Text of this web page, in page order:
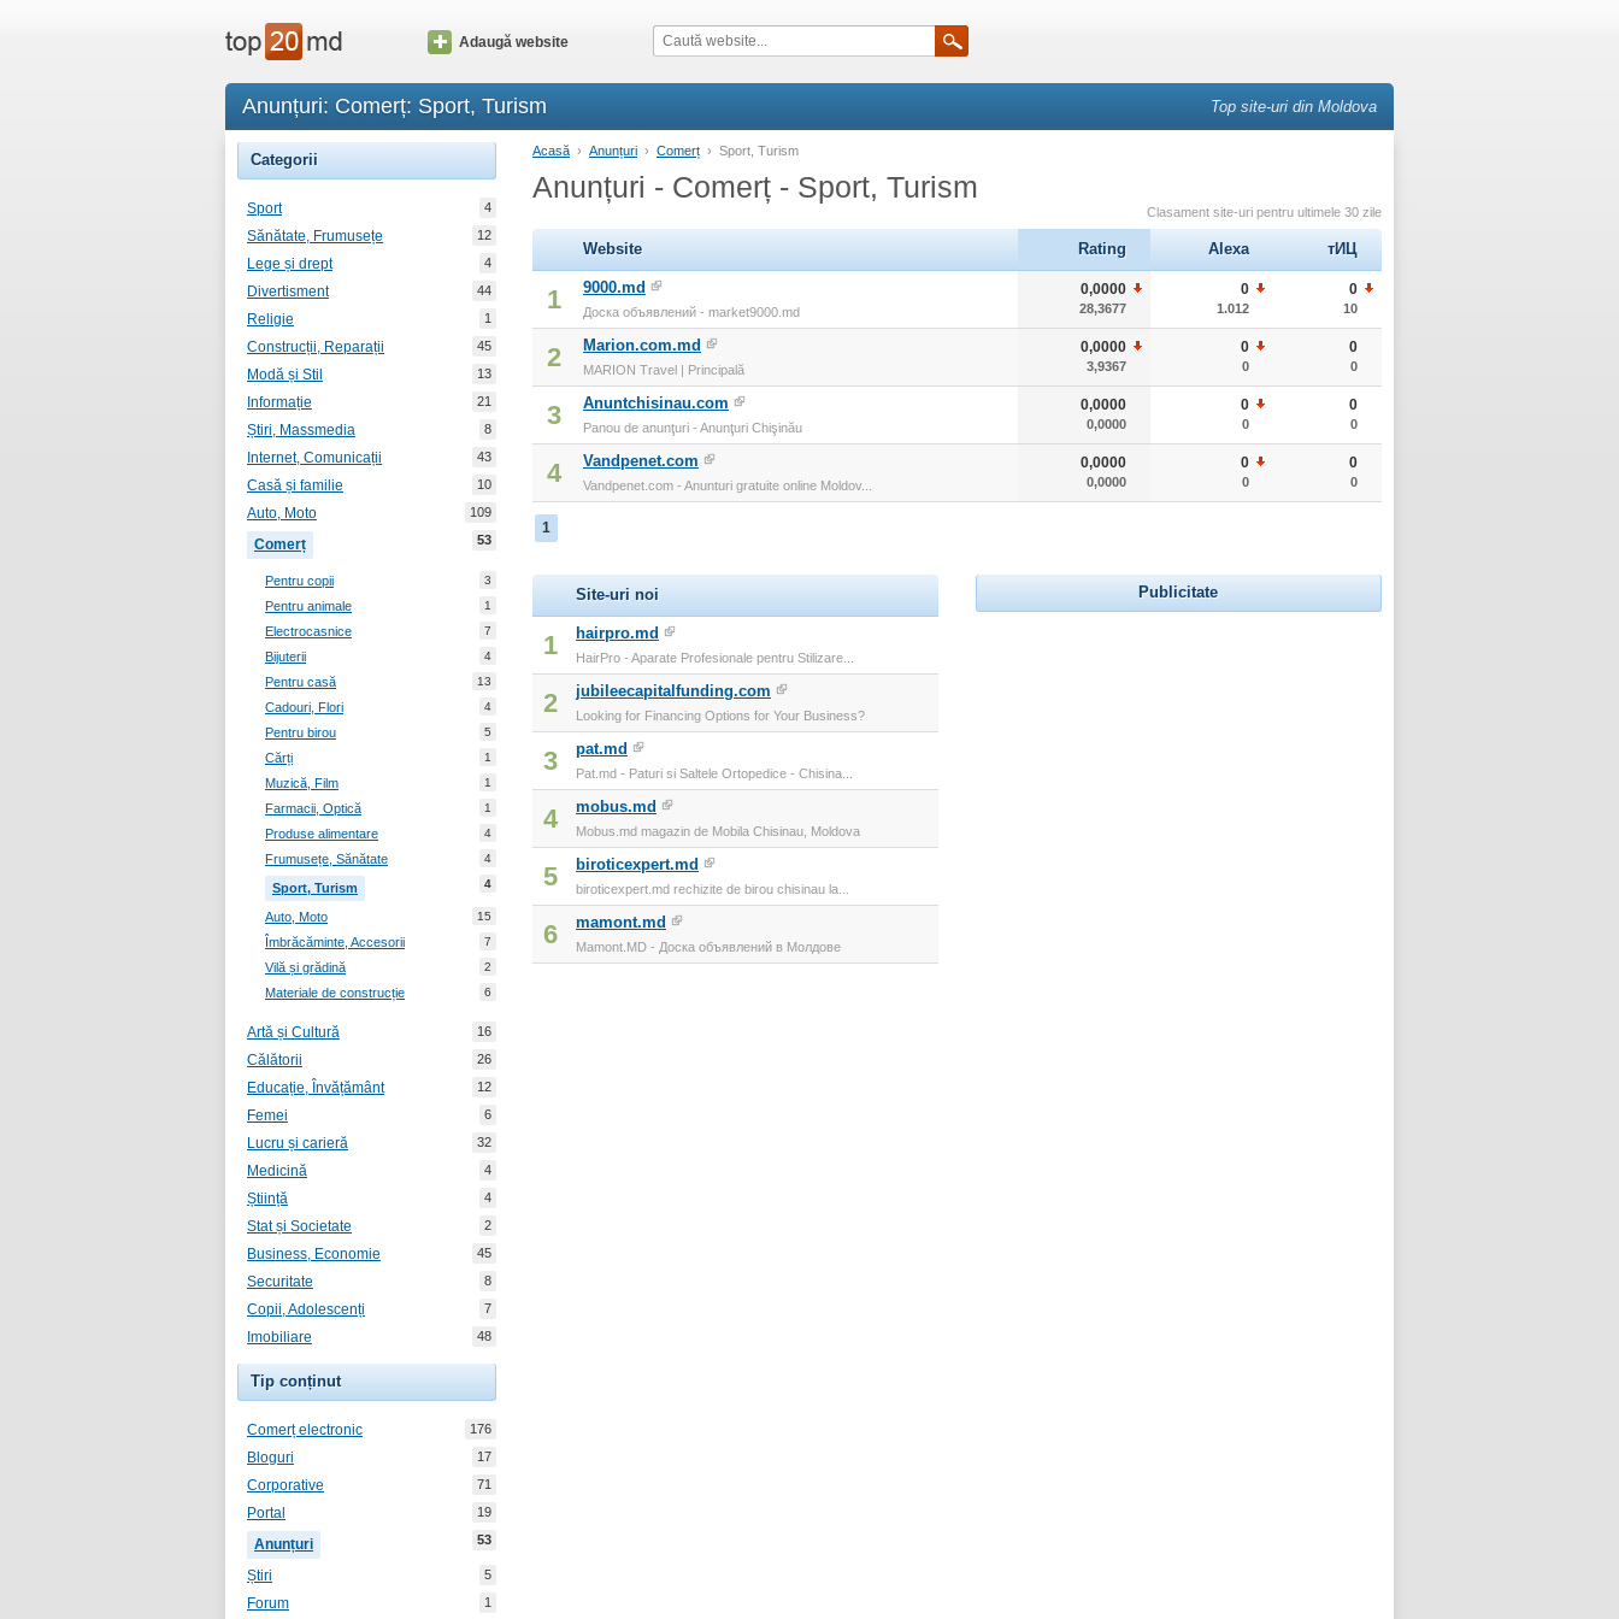
Adaugă website
Anunțuri: Comerț: Sport, Turism Top site-uri din Moldova
Categorii
Sport 4
Sănătate, Frumusețe 12
Lege și drept 4
Divertisment 44
Religie 1
Construcții, Reparații 45
Modă și Stil 13
Informație 21
Știri, Massmedia 8
Internet, Comunicații 43
Casă și familie 10
Auto, Moto 109
Comerț 53
Pentru copii 3
Pentru animale 1
Electrocasnice 7
Bijuterii 4
Pentru casă 13
Cadouri, Flori 4
Pentru birou 5
Cărți 1
Muzică, Film 1
Farmacii, Optică 1
Produse alimentare 4
Frumusețe, Sănătate 4
Sport, Turism 4
Auto, Moto 15
Îmbrăcăminte, Accesorii 7
Vilă și grădină 2
Materiale de construcție 6
Artă și Cultură 16
Călătorii 26
Educație, Învățământ 12
Femei 6
Lucru și carieră 32
Medicină 4
Știință 4
Stat și Societate 2
Business, Economie 45
Securitate 8
Copii, Adolescenți 7
Imobiliare 48
Tip conținut
Comerț electronic 176
Bloguri 17
Corporative 71
Portal 19
Anunțuri 53
Știri 5
Forum 1
Acasă › Anunțuri › Comerț › Sport, Turism
Anunțuri - Comerț - Sport, Turism
Clasament site-uri pentru ultimele 30 zile
Website Rating Alexa тИЦ
1 9000.md
Доска объявлений - market9000.md
0,0000
28,3677
0
1.012
0
10
2 Marion.com.md
MARION Travel | Principală
0,0000
3,9367
0
0
0
0
3 Anuntchisinau.com
Panou de anunţuri - Anunţuri Chişinău
0,0000
0,0000
0
0
0
0
4 Vandpenet.com
Vandpenet.com - Anunturi gratuite online Moldov...
0,0000
0,0000
0
0
0
0
1
Site-uri noi
1 hairpro.md
HairPro - Aparate Profesionale pentru Stilizare...
2 jubileecapitalfunding.com
Looking for Financing Options for Your Business?
3 pat.md
Pat.md - Paturi si Saltele Ortopedice - Chisina...
4 mobus.md
Mobus.md magazin de Mobila Chisinau, Moldova
5 biroticexpert.md
biroticexpert.md rechizite de birou chisinau la...
6 mamont.md
Mamont.MD - Доска объявлений в Молдове
Publicitate